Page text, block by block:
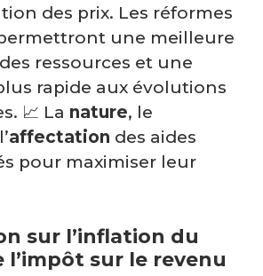
des prix. Les réformes
une meilleure
ressources et une
rapide aux évolutions
📈 La nature, le
affectation des aides
pour maximiser leur
sur l’inflation du
l’impôt sur le revenu